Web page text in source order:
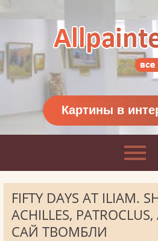
Картины классиков
и современников
Картины в
FIFTY DAYS AT ILIAM.
ACHILLES,
САЙ ТВОМБЛИ